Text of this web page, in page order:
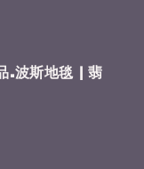
.波斯地毯 | 翡